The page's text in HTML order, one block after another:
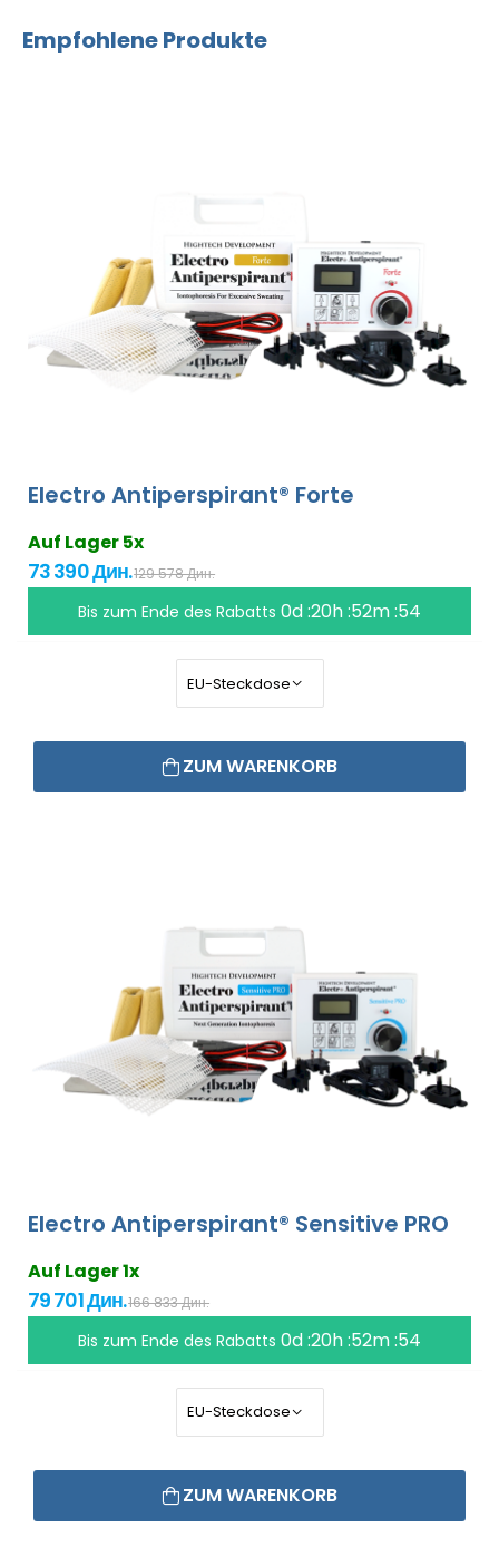
Empfohlene Produkte
Electro Antiperspirant® Forte
Auf Lager 5x
73 390 Дин.129 578 Дин.
Bis zum Ende des Rabatts0d :20h :52m :53
ZUM WARENKORB
Electro Antiperspirant® Sensitive PRO
Auf Lager 1x
79 701 Дин.166 833 Дин.
Bis zum Ende des Rabatts0d :20h :52m :53
ZUM WARENKORB